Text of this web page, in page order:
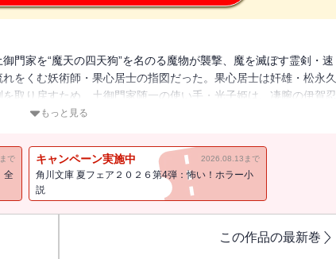
門家を“魔天の四天狗”を名のる魔物が襲撃、魔を滅ぼす霊剣・速
をくむ妖術師・果心居士の指図だった。果心居士は奸雄・松永久
取り戻すため、土御門家随一の使い手・光子姫は、凄腕の伊賀忍
城をめざすが――。新説・陰陽師物語、待望の第２巻。
もっと見る
で
全
キャンペーン実施中 2026.08.13まで
角川文庫 夏フェア２０２６第4弾：怖い！ホラー小
説
この作品の最新巻